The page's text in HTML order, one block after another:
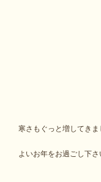
寒さもぐっと増してきま
よいお年をお過ごし下さ